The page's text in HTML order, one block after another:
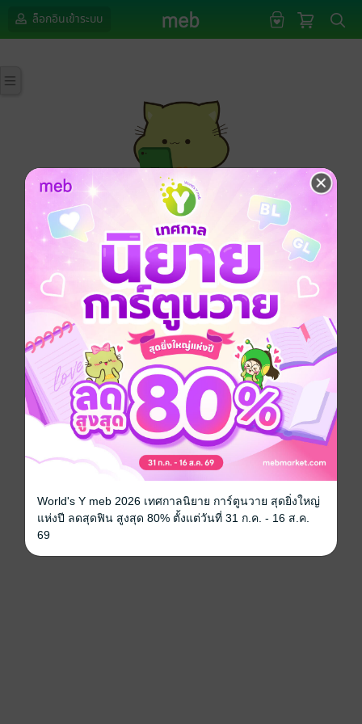
ล็อกอินเข้าระบบ
กรุณาเข้าสู่ระบบก่อนดำเนินรายการด้วยค่ะ
ล็อกอินเข้าระบบ
World's Y meb 2026 เทศกาลนิยาย การ์ตูนวาย สุดยิ่งใหญ่
แห่งปี ลดสุดฟิน สูงสุด 80% ตั้งแต่วันที่ 31 ก.ค. - 16 ส.ค.
69